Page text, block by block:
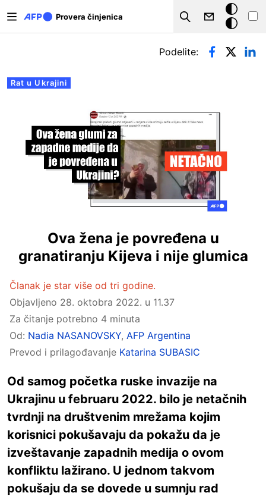
Provera činjenica
Search
Tamna
pozadina
Примарни табови
Rat u Ukrajini
Podelite:
Ova žena je povređena u
granatiranju Kijeva i nije glumica
Članak je star više od tri godine.
Objavljeno 28. oktobra 2022. u 11.37
Za čitanje potrebno 4 minuta
Od: Nadia NASANOVSKY, AFP Argentina
Prevod i prilagođavanje Katarina SUBASIC
Od samog početka ruske invazije na
Ukrajinu u februaru 2022. bilo je netačnih
tvrdnji na društvenim mrežama kojim
korisnici pokušavaju da pokažu da je
izveštavanje zapadnih medija o ovom
konfliktu lažirano. U jednom takvom
pokušaju da se dovede u sumnju rad